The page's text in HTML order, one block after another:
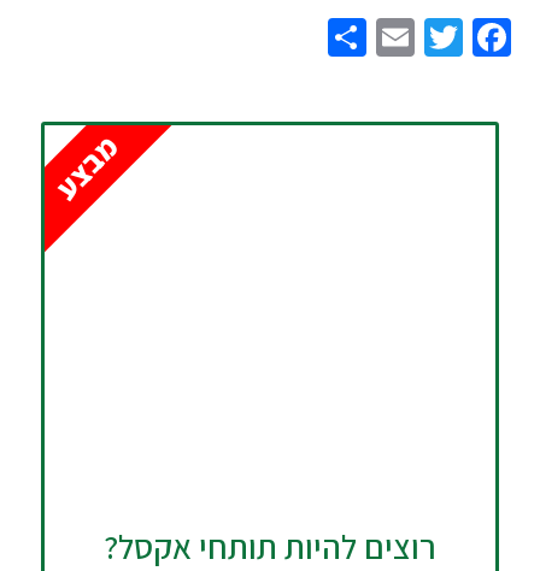
Facebook
Twitter
Email
רוצים להיות תותחי אקסל?
מבצע